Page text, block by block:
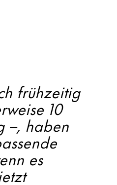
frühzeitig
10
–, haben
es